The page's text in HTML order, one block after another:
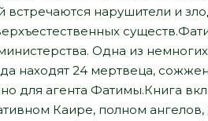
нарушители и
Одна из
находят 24 мертвеца,
для агента Фатимы.Книга
Каире, полном